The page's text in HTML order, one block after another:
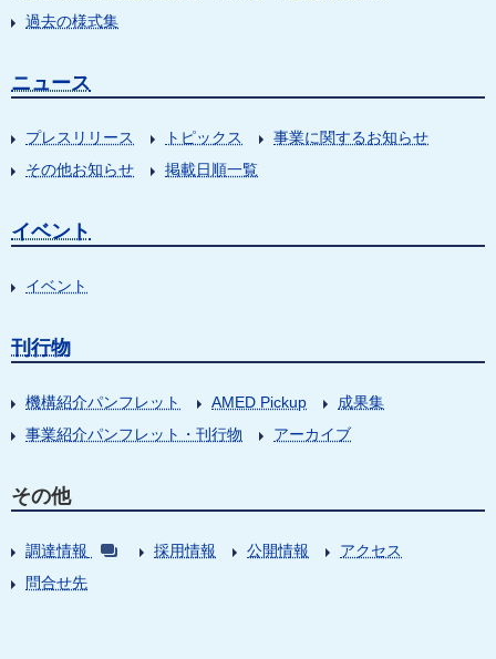
過去の様式集
ニュース
プレスリリース トピックス
事業に関するお知らせ
その他お知らせ
掲載日順一覧
イベント
イベント
刊行物
機構紹介パンフレット AMED Pickup
成果集
事業紹介パンフレット・刊行物
アーカイブ
その他
調達情報 採用情報 公開情報
アクセス
問合せ先